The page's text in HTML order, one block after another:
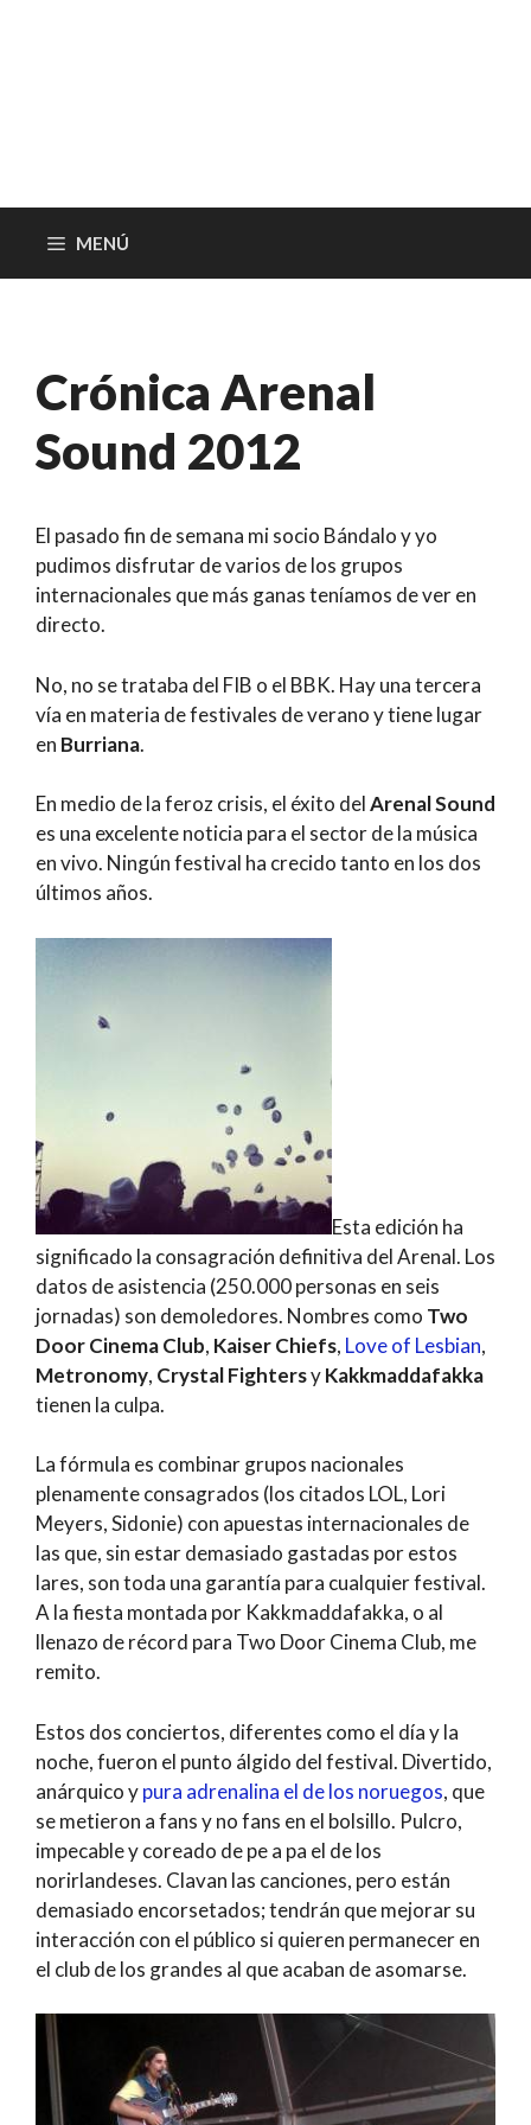
MENÚ
Crónica Arenal
Sound 2012
El pasado fin de semana mi socio Bándalo y yo
pudimos disfrutar de varios de los grupos
internacionales que más ganas teníamos de ver en
directo.
No, no se trataba del FIB o el BBK. Hay una tercera
vía en materia de festivales de verano y tiene lugar
en Burriana.
En medio de la feroz crisis, el éxito delArenal Sound
es una excelente noticia para el sector de la música
en vivo. Ningún festival ha crecido tanto en los dos
últimos años.
Esta edición ha
significado la consagración definitiva del Arenal. Los
datos de asistencia (250.000 personas en seis
jornadas) son demoledores. Nombres como Two
Door Cinema Club, Kaiser Chiefs, Love of Lesbian,
Metronomy, Crystal FightersyKakkmaddafakka
tienen la culpa.
La fórmula es combinar grupos nacionales
plenamente consagrados (los citados LOL, Lori
Meyers, Sidonie) con apuestas internacionales de
las que, sin estar demasiado gastadas por estos
lares, son toda una garantía para cualquier festival.
A la fiesta montada por Kakkmaddafakka, o al
llenazo de récord para Two Door Cinema Club, me
remito.
Estos dos conciertos, diferentes como el día y la
noche, fueron el punto álgido del festival. Divertido,
anárquico ypura adrenalina el de los noruegos, que
se metieron a fans y no fans en el bolsillo. Pulcro,
impecable y coreado de pe a pa el de los
norirlandeses. Clavan las canciones, pero están
demasiado encorsetados; tendrán que mejorar su
interacción con el público si quieren permanecer en
el club de los grandes al que acaban de asomarse.